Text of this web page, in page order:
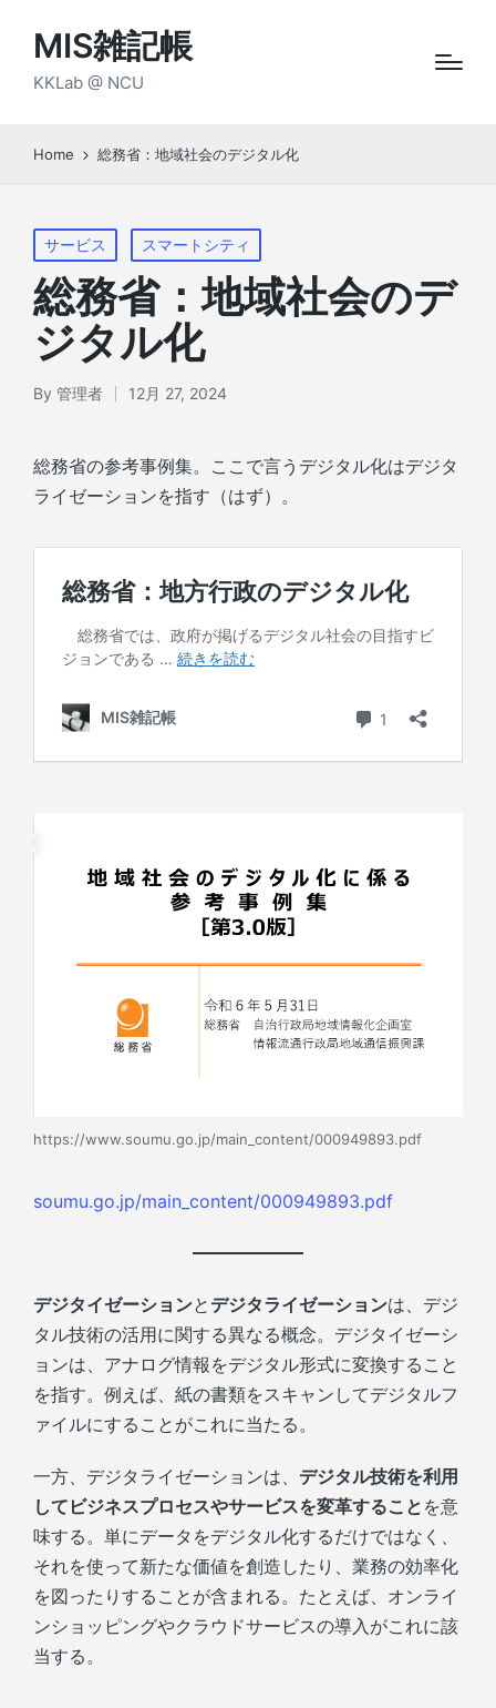
MIS雑記帳
KKLab @ NCU
Home 総務省：地域社会のデジタル化
Posted
in
サービス スマートシティ
総務省：地域社会のデ
ジタル化
Posted
By 管理者 12月 27, 2024
総務省の参考事例集。ここで言うデジタル化はデジタ
ライゼーションを指す（はず）。
https://www.soumu.go.jp/main_content/000949893.pdf
soumu.go.jp/main_content/000949893.pdf
デジタイゼーションと デジタライゼーションは、デジ
タル技術の活用に関する異なる概念。デジタイゼーシ
ョンは、アナログ情報をデジタル形式に変換すること
を指す。例えば、紙の書類をスキャンしてデジタルフ
ァイルにすることがこれに当たる。
一方、デジタライゼーションは、 デジタル技術を利用
してビジネスプロセスやサービスを変革すること を意
味する。単にデータをデジタル化するだけではなく、
それを使って新たな価値を創造したり、業務の効率化
を図ったりすることが含まれる。たとえば、オンライ
ンショッピングやクラウドサービスの導入がこれに該
当する。